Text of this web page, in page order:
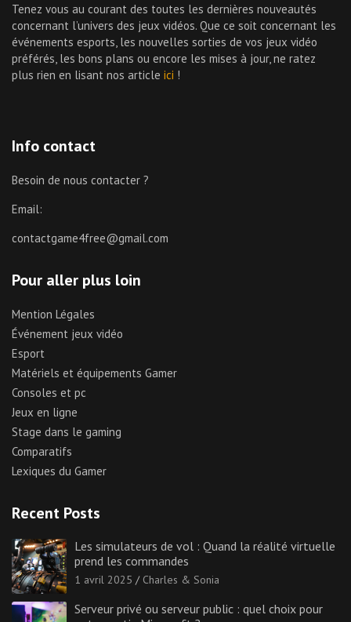
Tenez vous au courant des toutes les dernières nouveautés
concernant l’univers des jeux vidéos. Que ce soit concernant les
événements esports, les nouvelles sorties de vos jeux vidéo
préférés, les bons plans ou encore les mises à jour, ne ratez
plus rien en lisant nos article ici !
Info contact
Besoin de nous contacter ?
Email:
contactgame4free@gmail.com
Pour aller plus loin
Mention Légales
Événement jeux vidéo
Esport
Matériels et équipements Gamer
Consoles et pc
Jeux en ligne
Stage dans le gaming
Comparatifs
Lexiques du Gamer
Recent Posts
Les simulateurs de vol : Quand la réalité virtuelle
prend les commandes
1 avril 2025 Charles & Sonia
Serveur privé ou serveur public : quel choix pour